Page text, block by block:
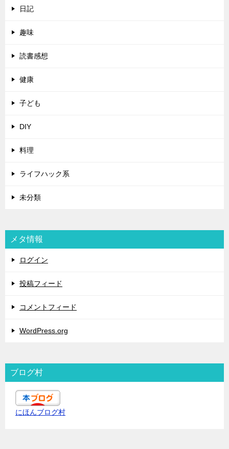
日記
趣味
読書感想
健康
子ども
DIY
料理
ライフハック系
未分類
メタ情報
ログイン
投稿フィード
コメントフィード
WordPress.org
ブログ村
にほんブログ村